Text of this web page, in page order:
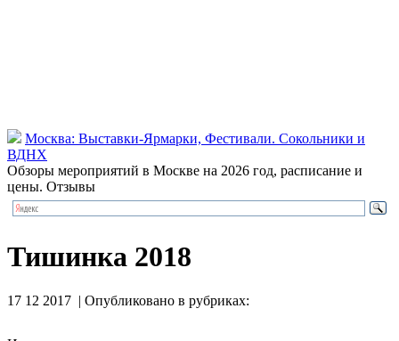
Москва: Выставки-Ярмарки, Фестивали. Сокольники и
ВДНХ
Обзоры мероприятий в Москве на 2026 год, расписание и
цены. Отзывы
Тишинка 2018
17 12 2017 | Опубликовано в рубриках: